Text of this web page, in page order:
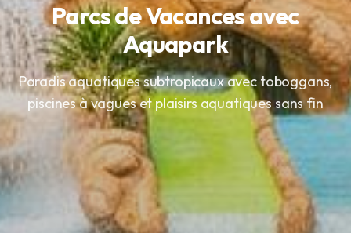
Parcs de Vacances avec
Aquapark
Paradis aquatiques subtropicaux avec toboggans,
piscines à vagues et plaisirs aquatiques sans fin